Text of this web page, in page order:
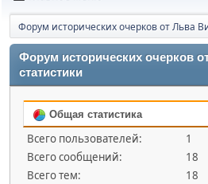
Форум исторических очерков от Льва
Форум исторических очерков
статистики
Общая статистика
Всего пользователей:
1
Всего сообщений:
18
Всего тем:
18